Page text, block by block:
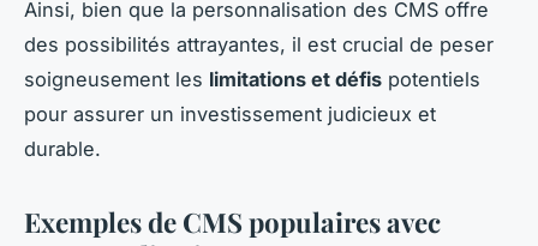
Ainsi, bien que la personnalisation des CMS offre
des possibilités attrayantes, il est crucial de peser
soigneusement les limitations et défis potentiels
pour assurer un investissement judicieux et
durable.
Exemples de CMS populaires avec